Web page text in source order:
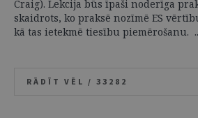
Craig). Lekcija būs īpaši noderīga
skaidrots, ko praksē nozīmē ES
kā tas ietekmē tiesību piemērošanu.
RĀDĪT VĒL / 33282